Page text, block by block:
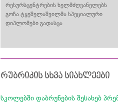
რესურსცენტრების ხელმძღვანელებს
გოჩა ტყეშელაშვილმა სპეციალური
დიპლომები გადასცა
რუბრიკის სხვა სიახლეები
სკოლებში დაბრუნების შესახებ